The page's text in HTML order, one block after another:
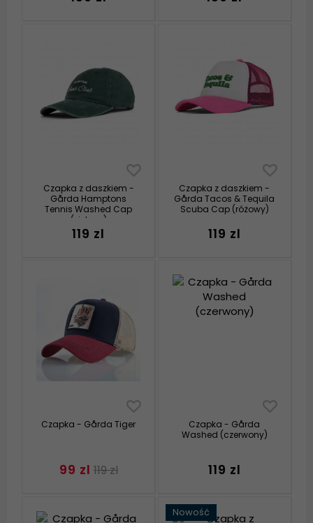
Czapka z daszkiem -
Gårda Hamptons
Tennis Washed Cap
(zielony)
119 zl
Czapka z daszkiem -
Gårda Tacos & Tequila
Scuba Cap (różowy)
119 zl
Czapka - Gårda Tiger
99 zl 119 zl
Czapka - Gårda
Washed (czerwony)
119 zl
Nowość